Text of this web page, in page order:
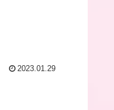
2023.01.29